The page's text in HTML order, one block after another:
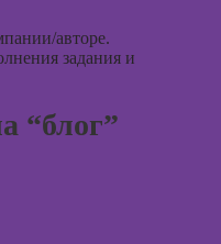
авторе.
задания и
“блог”